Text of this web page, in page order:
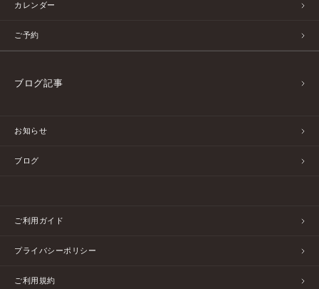
カレンダー
ご予約
ブログ記事
お知らせ
ブログ
ご利用ガイド
プライバシーポリシー
ご利用規約